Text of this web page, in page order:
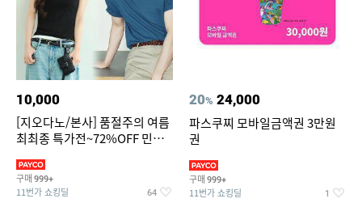
10,000
[지오다노/본사] 품절주의 여름
최최종 특가전~72%OFF 민소
구매 999+
11번가 쇼킹딜 64
20% 24,000
파스쿠찌 모바일금액권 3만원
권
구매 999+
11번가 쇼킹딜 1